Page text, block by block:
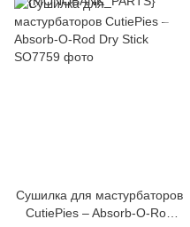
Сушилка для мастурбаторов
CutiePies – Absorb-O-Rod